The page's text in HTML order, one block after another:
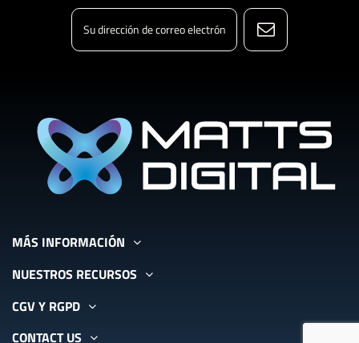
MÁS INFORMACIÓN
NUESTROS RECURSOS
CGV Y RGPD
CONTACT US